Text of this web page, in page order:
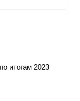
итогам 2023